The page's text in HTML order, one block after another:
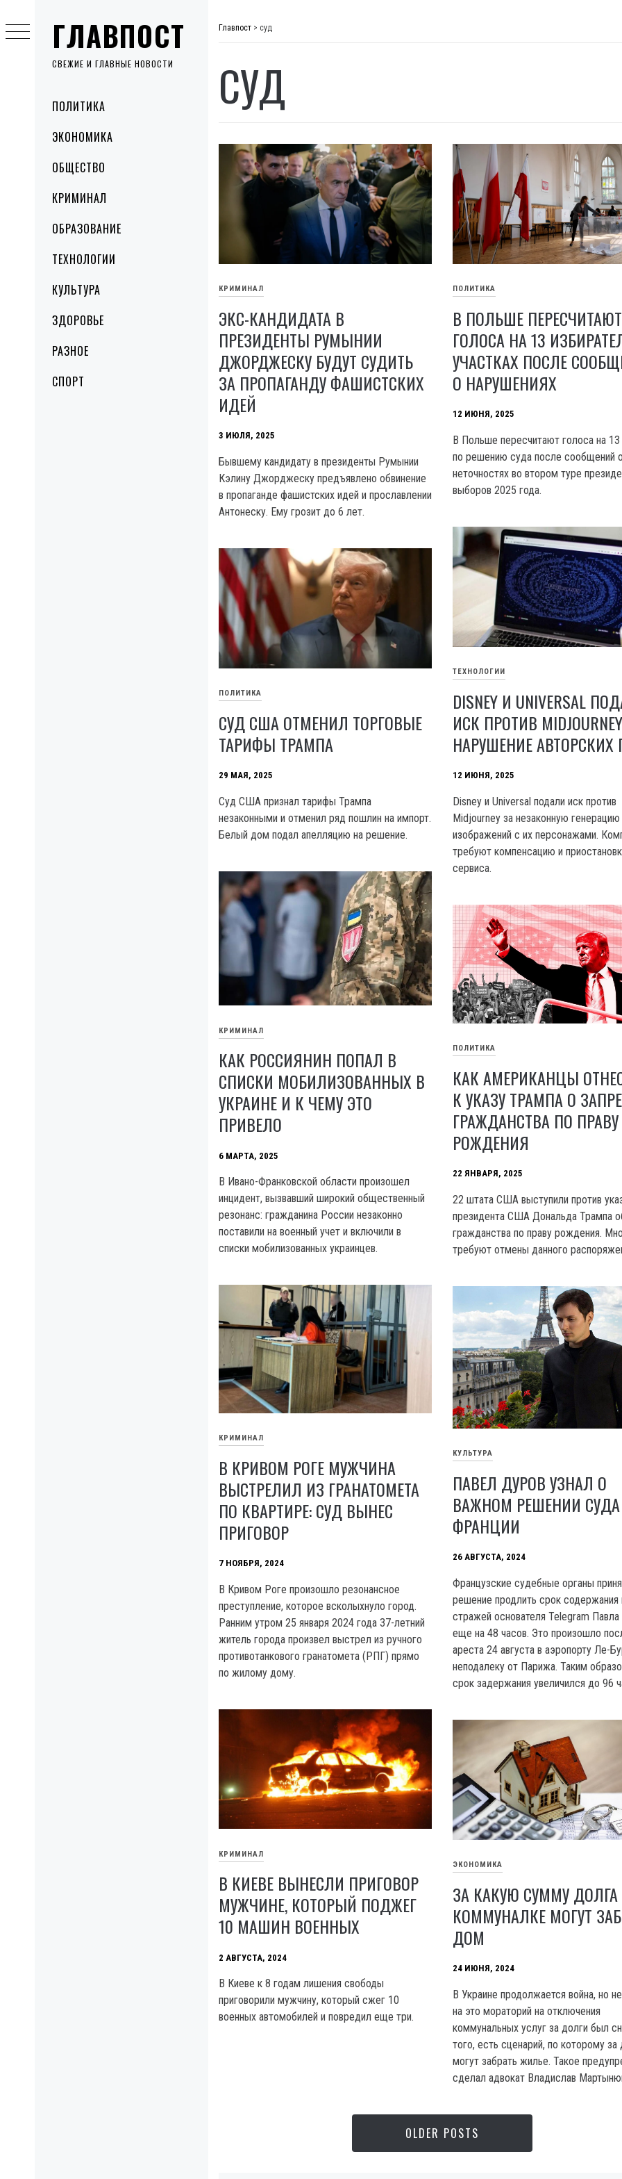
ГЛАВПОСТ
СВЕЖИЕ И ГЛАВНЫЕ НОВОСТИ
MenuПОЛИТИКА
ЭКОНОМИКА
ОБЩЕСТВО
КРИМИНАЛ
ОБРАЗОВАНИЕ
ТЕХНОЛОГИИ
КУЛЬТУРА
ЗДОРОВЬЕ
РАЗНОЕ
СПОРТ
to
content
Главпост > суд
СУД
КРИМИНАЛ
ЭКС-КАНДИДАТА В
ПРЕЗИДЕНТЫ РУМЫНИИ
ДЖОРДЖЕСКУ БУДУТ СУДИТЬ
ЗА ПРОПАГАНДУ ФАШИСТСКИХ
ИДЕЙ
3 ИЮЛЯ, 2025
Бывшему кандидату в президенты Румынии
Кэлину Джорджеску предъявлено обвинение
в пропаганде фашистских идей и прославлении
Антонеску. Ему грозит до 6 лет.
ПОЛИТИКА
В ПОЛЬШЕ ПЕРЕСЧИТАЮТ
ГОЛОСА НА 13
УЧАСТКАХ ПОСЛЕ
О НАРУШЕНИЯХ
12 ИЮНЯ, 2025
В Польше пересчитают голоса на 13
по решению суда после сообщений
неточностях во втором туре
выборов 2025 года.
ТЕХНОЛОГИИ
DISNEY И UNIVERSAL
ИСК ПРОТИВ
НАРУШЕНИЕ АВТОРСКИХ
12 ИЮНЯ, 2025
Disney и Universal подали иск против
Midjourney за незаконную генерацию
изображений с их персонажами.
требуют компенсацию и
сервиса.
ПОЛИТИКА
СУД США ОТМЕНИЛ ТОРГОВЫЕ
ТАРИФЫ ТРАМПА
29 МАЯ, 2025
Суд США признал тарифы Трампа
незаконными и отменил ряд пошлин на импорт.
Белый дом подал апелляцию на решение.
КРИМИНАЛ
КАК РОССИЯНИН ПОПАЛ В
СПИСКИ МОБИЛИЗОВАННЫХ В
УКРАИНЕ И К ЧЕМУ ЭТО
ПРИВЕЛО
6 МАРТА, 2025
В Ивано-Франковской области произошел
инцидент, вызвавший широкий общественный
резонанс: гражданина России незаконно
поставили на военный учет и включили в
списки мобилизованных украинцев.
ПОЛИТИКА
КАК АМЕРИКАНЦЫ
К УКАЗУ ТРАМПА О
ГРАЖДАНСТВА ПО ПРАВУ
РОЖДЕНИЯ
22 ЯНВАРЯ, 2025
22 штата США выступили против
президента США Дональда Трампа
гражданства по праву рождения.
требуют отмены данного
КРИМИНАЛ
В КРИВОМ РОГЕ МУЖЧИНА
ВЫСТРЕЛИЛ ИЗ ГРАНАТОМЕТА
ПО КВАРТИРЕ: СУД ВЫНЕС
ПРИГОВОР
7 НОЯБРЯ, 2024
В Кривом Роге произошло резонансное
преступление, которое всколыхнуло город.
Ранним утром 25 января 2024 года 37-летний
житель города произвел выстрел из ручного
противотанкового гранатомета (РПГ) прямо
по жилому дому.
КУЛЬТУРА
ПАВЕЛ ДУРОВ УЗНАЛ О
ВАЖНОМ РЕШЕНИИ СУДА
ФРАНЦИИ
26 АВГУСТА, 2024
Французские судебные органы
решение продлить срок содержания
стражей основателя Telegram
еще на 48 часов. Это произошло
ареста 24 августа в аэропорту Ле-
неподалеку от Парижа. Таким
срок задержания увеличился до 96
КРИМИНАЛ
В КИЕВЕ ВЫНЕСЛИ ПРИГОВОР
МУЖЧИНЕ, КОТОРЫЙ ПОДЖЕГ
10 МАШИН ВОЕННЫХ
2 АВГУСТА, 2024
В Киеве к 8 годам лишения свободы
приговорили мужчину, который сжег 10
военных автомобилей и повредил еще три.
ЭКОНОМИКА
ЗА КАКУЮ СУММУ
КОММУНАЛКЕ МОГУТ
ДОМ
24 ИЮНЯ, 2024
B Украине продолжается война, но
на это мораторий на отключения
коммунальных услуг за долги был
того, есть сценарий, по которому за
могут забрать жилье. Такое
сделал адвокат Владислав
OLDER POSTS